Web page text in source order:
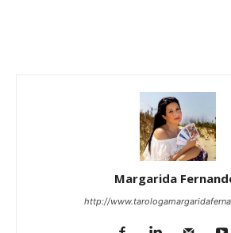
Margarida
http://